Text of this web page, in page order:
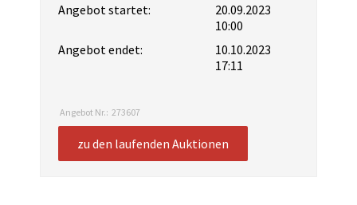
Angebot startet:
20.09.2023
10:00
Angebot endet:
10.10.2023
17:11
Angebot Nr.: 273607
zu den laufenden Auktionen